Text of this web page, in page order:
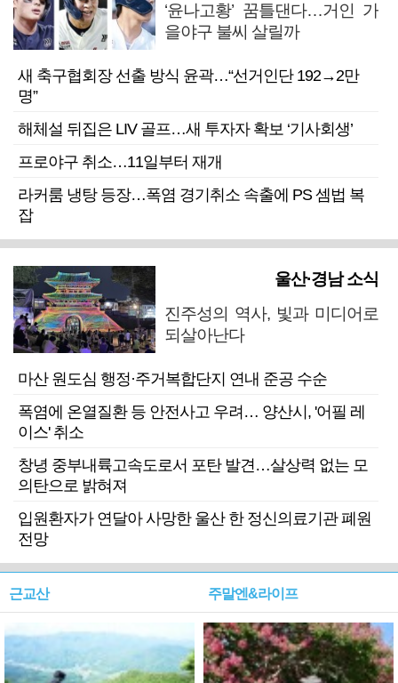
‘윤나고황’ 꿈틀댄다…거인 가
을야구 불씨 살릴까
새 축구협회장 선출 방식 윤곽…“선거인단 192→2만
명”
해체설 뒤집은 LIV 골프…새 투자자 확보 ‘기사회생’
프로야구 취소…11일부터 재개
라커룸 냉탕 등장…폭염 경기취소 속출에 PS 셈법 복
잡
울산·경남 소식
진주성의 역사, 빛과 미디어로
되살아난다
마산 원도심 행정·주거복합단지 연내 준공 수순
폭염에 온열질환 등 안전사고 우려… 양산시, '어필 레
이스' 취소
창녕 중부내륙고속도로서 포탄 발견…살상력 없는 모
의탄으로 밝혀져
입원환자가 연달아 사망한 울산 한 정신의료기관 폐원
전망
근교산 주말엔&라이프